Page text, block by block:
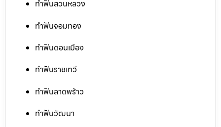
ทำฟันสวนหลวง
ทำฟันจอมทอง
ทำฟันดอนเมือง
ทำฟันราชเทวี
ทำฟันลาดพร้าว
ทำฟันวัฒนา